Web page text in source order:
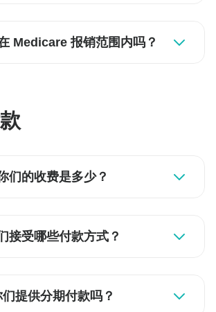
Medicare 报销范围内吗？
们的收费是多少？
接受哪些付款方式？
们提供分期付款吗？